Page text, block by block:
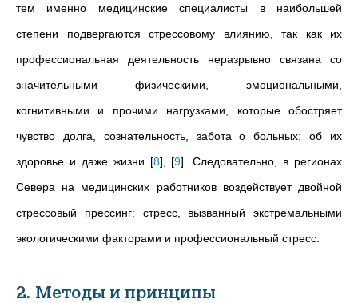
тем именно медицинские специалисты в наибольшей
степени подвергаются стрессовому влиянию, так как их
профессиональная деятельность неразрывно связана со
значительными физическими, эмоциональными,
когнитивными и прочими нагрузками, которые обостряет
чувство долга, сознательность, забота о больных: об их
здоровье и даже жизни [8] [9] . Следовательно, в регионах
Севера на медицинских работников воздействует двойной
стрессовый прессинг: стресс, вызванный экстремальными
экологическими факторами и профессиональный стресс.
2. Методы и принципы